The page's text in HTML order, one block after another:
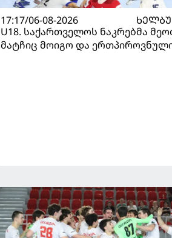
17:17/06-08-2026
U18. საქართველოს ნაკრებმა
მატჩიც მოიგო და